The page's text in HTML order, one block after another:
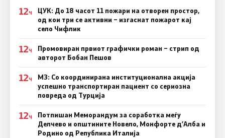
12Ч
ЦУК: До 18 часот 11 пожари на отворен простор,
од кои три се активни – изгаснат пожарот кај
село Чифлик
12Ч
Промовиран првиот графички роман – стрип од
авторот Бобан Пешов
12Ч
МЗ: Со координирана институционална акција
успешно транспортиран пациент со сериозна
повреда од Турција
12Ч
Потпишан Меморандум за соработка меѓу
Делчево и општините Новело, Монфорте д’Алба и
Родино од Република Италија